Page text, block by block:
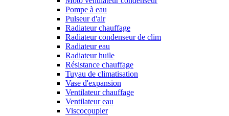
Pompe à eau
Pulseur d'air
Radiateur chauffage
Radiateur condenseur de clim
Radiateur eau
Radiateur huile
Résistance chauffage
Tuyau de climatisation
Vase d'expansion
Ventilateur chauffage
Ventilateur eau
Viscocoupler